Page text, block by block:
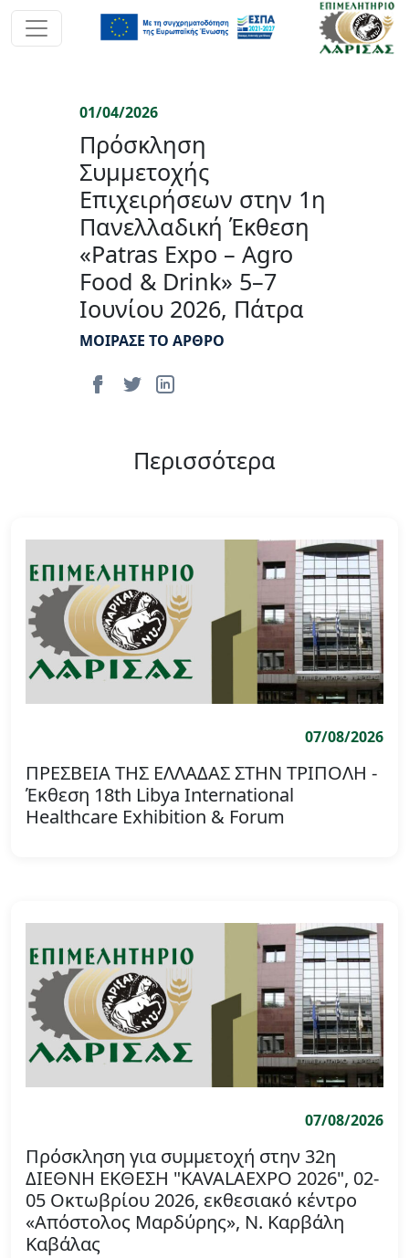
01/04/2026
Πρόσκληση
Συμμετοχής
Επιχειρήσεων στην 1η
Πανελλαδική Έκθεση
«Patras Expo – Agro
Food & Drink» 5–7
Ιουνίου 2026, Πάτρα
ΜΟΙΡΑΣΕ ΤΟ ΑΡΘΡΟ
Περισσότερα
07/08/2026
ΠΡΕΣΒΕΙΑ ΤΗΣ ΕΛΛΑΔΑΣ ΣΤΗΝ ΤΡΙΠΟΛΗ -
Έκθεση 18th Libya International
Healthcare Exhibition & Forum
07/08/2026
Πρόσκληση για συμμετοχή στην 32η
ΔΙΕΘΝΗ ΕΚΘΕΣΗ "KAVALAEXPO 2026", 02-
05 Οκτωβρίου 2026, εκθεσιακό κέντρο
«Απόστολος Μαρδύρης», Ν. Καρβάλη
Καβάλας